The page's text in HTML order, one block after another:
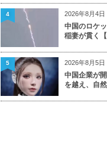
2026年8月4日
中国のロケ
稲妻が貫く【
4
2026年8月5日
中国企業が
を越え、自
5